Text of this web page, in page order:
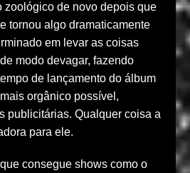
zoológico de novo depois que
tornou algo dramaticamente
em levar as coisas
modo devagar, fazendo
de lançamento do álbum
orgânico possível,
publicitárias. Qualquer coisa a
para ele.
consegue shows como o